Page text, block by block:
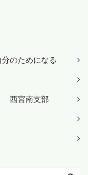
のためになる
宮南支部